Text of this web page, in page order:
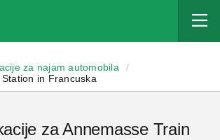
za najam automobila
/
in Francuska
za Annemasse Train